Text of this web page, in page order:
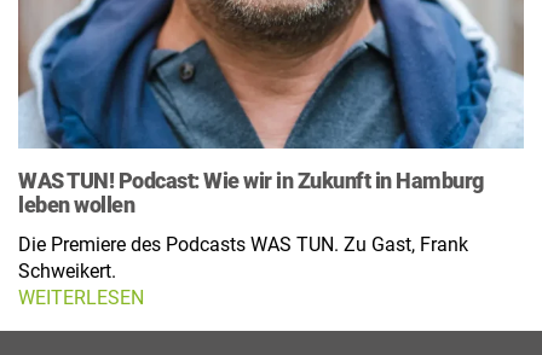
WAS TUN! Podcast: Wie wir in Zukunft in Hamburg
leben wollen
Die Premiere des Podcasts WAS TUN. Zu Gast, Frank
Schweikert.
WEITERLESEN